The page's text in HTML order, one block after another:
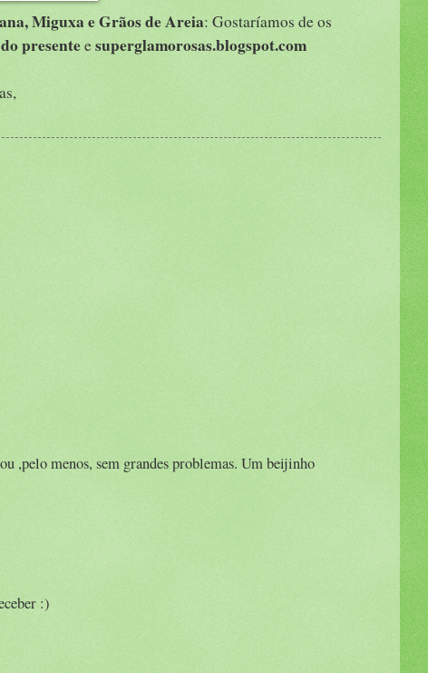
Miguxa e Grãos de Areia: Gostaríamos de os
presenteesuperglamorosas.blogspot.com
,pelo menos, sem grandes problemas. Um beijinho
:)